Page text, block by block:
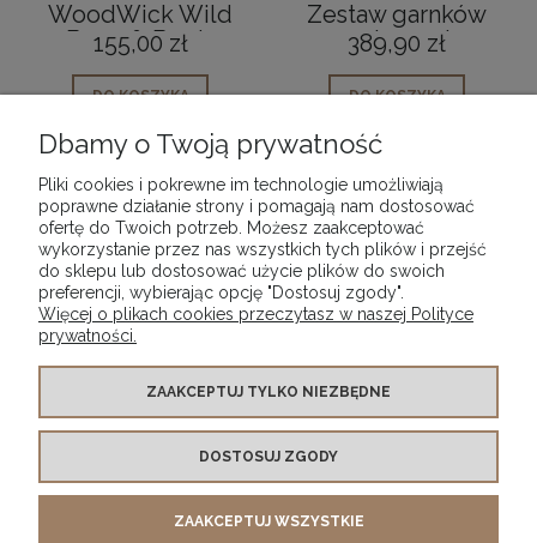
WoodWick Wild
Berry & Beets
zapachowa
155,00 zł
DO KOSZYKA
Zestaw garnków
ceramicznych na
pokrywką szklaną
389,90 zł
DO KOSZYKA
POMOC
MOJE KONTO
PŁATNOŚCI I DOSTAWA
INFORMACJE
O NAS
Dbamy o Twoją prywatność
Pliki cookies i pokrewne im technologie umożliwiają
poprawne działanie strony i pomagają nam dostosować
ofertę do Twoich potrzeb. Możesz zaakceptować
wykorzystanie przez nas wszystkich tych plików i przejść
do sklepu lub dostosować użycie plików do swoich
preferencji, wybierając opcję "Dostosuj zgody".
Więcej o plikach cookies przeczytasz w naszej Polityce
prywatności.
ZAAKCEPTUJ TYLKO NIEZBĘDNE
DOSTOSUJ ZGODY
ZAAKCEPTUJ WSZYSTKIE